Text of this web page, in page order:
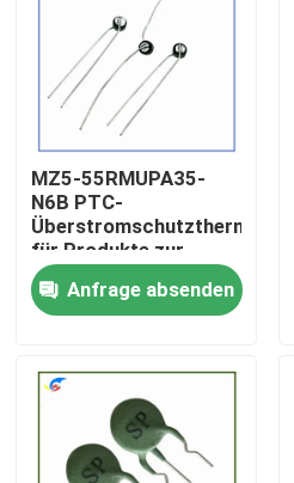
Über uns
Werksbesichtigung
Qualitätskontrolle
Kontakt mit uns
Neuigkeiten
Rechtssachen
Ptc-Thermistor
MZ5-55RMUPA35-
N6B PTC-
Überstromschutzthermistor
für Produkte zur
Windkontrolle
Anfrage absenden